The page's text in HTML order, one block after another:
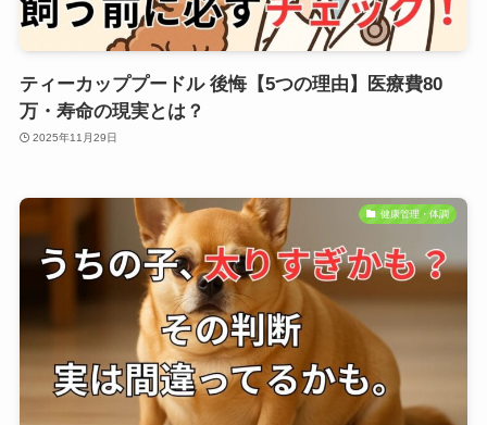
ティーカッププードル 後悔【5つの理由】医療費80
万・寿命の現実とは？
2025年11月29日
健康管理・体調